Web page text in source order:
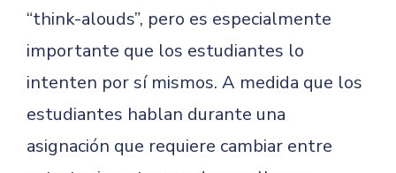
“think-alouds”, pero es especialmente
importante que los estudiantes lo
intenten por sí mismos. A medida que los
estudiantes hablan durante una
asignación que requiere cambiar entre